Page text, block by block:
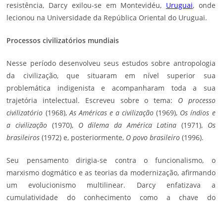
resistência, Darcy exilou-se em Montevidéu, Uruguai, onde
lecionou na Universidade da República Oriental do Uruguai.
Processos civilizatórios mundiais
Nesse período desenvolveu seus estudos sobre antropologia
da civilização, que situaram em nível superior sua
problemática indigenista e acompanharam toda a sua
trajetória intelectual. Escreveu sobre o tema: O processo
civilizatório (1968),As Américas e a civilização(1969), Os índios e
a civilização (1970), O dilema da América Latina (1971), Os
brasileiros(1972) e, posteriormente, O povo brasileiro(1996).
Seu pensamento dirigia-se contra o funcionalismo, o
marxismo dogmático e as teorias da modernização, afirmando
um evolucionismo multilinear. Darcy enfatizava a
cumulatividade do conhecimento como a chave do